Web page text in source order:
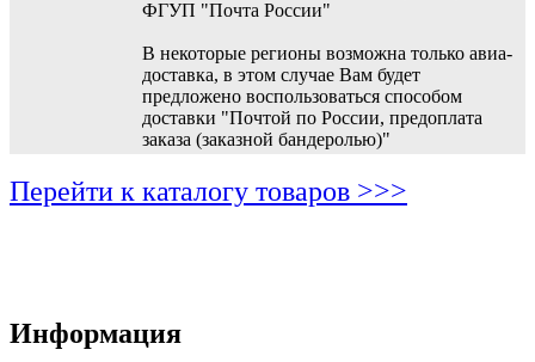
ФГУП "Почта России"
В некоторые регионы возможна только авиа-
доставка, в этом случае Вам будет
предложено воспользоваться способом
доставки "Почтой по России, предоплата
заказа (заказной бандеролью)"
Перейти к каталогу товаров >>>
Информация